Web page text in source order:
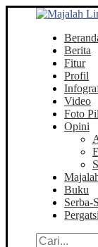
Berita
Fitur
Profil
Video
Foto
Opini
Buku
Serba-
Pergatsi